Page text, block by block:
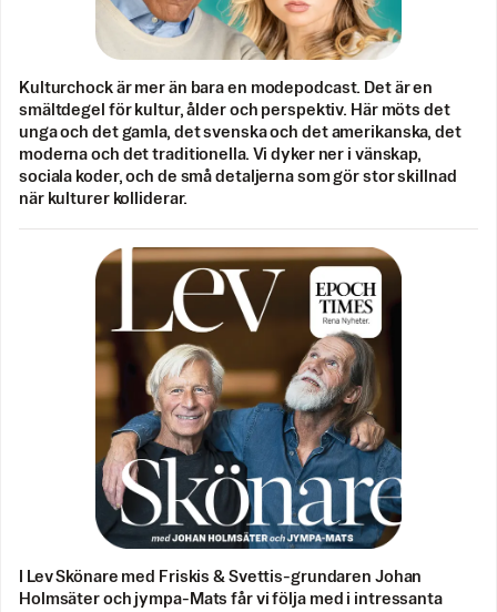
Kulturchock är mer än bara en modepodcast. Det är en
smältdegel för kultur, ålder och perspektiv. Här möts det
unga och det gamla, det svenska och det amerikanska, det
moderna och det traditionella. Vi dyker ner i vänskap,
sociala koder, och de små detaljerna som gör stor skillnad
när kulturer kolliderar.
I Lev Skönare med Friskis & Svettis-grundaren Johan
Holmsäter och jympa-Mats får vi följa med i intressanta